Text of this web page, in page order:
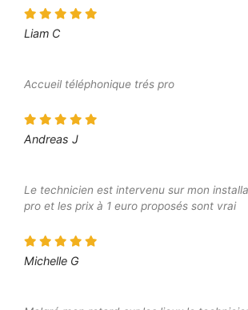
Liam C
Accueil téléphonique trés pro
Andreas J
Le technicien est intervenu sur mon
pro et les prix à 1 euro proposés sont vrai
Michelle G